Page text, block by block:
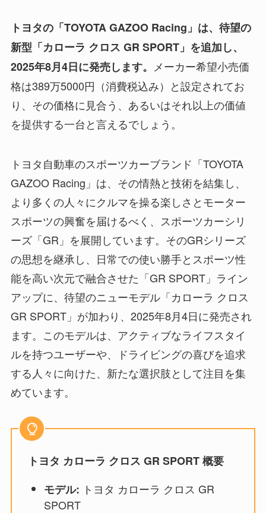
トヨタの「TOYOTA GAZOO Racing」は、待望の
新型「カローラ クロス GR SPORT」を追加し、
2025年8月4日に発売します。 メーカー希望小売価
格は389万5000円（消費税込み）と設定されてお
り、その価格に見合う、あるいはそれ以上の価値
を提供する一台と言えるでしょう。
トヨタ自動車のスポーツカーブランド「TOYOTA
GAZOO Racing」は、その情熱と技術を結集し、
より多くの人々にクルマを操る楽しさとモーター
スポーツの興奮を届けるべく、スポーツカーシリ
ーズ「GR」を展開しています。そのGRシリーズ
の思想を継承し、日常での使い勝手とスポーツ性
能を高い次元で融合させた「GR SPORT」ライン
アップに、待望のニューモデル「カローラ クロス
GR SPORT」が加わり、2025年8月4日に発売され
ます。このモデルは、アクティブなライフスタイ
ルを持つユーザーや、ドライビングの喜びを追求
する人々に向けた、新たな選択肢として注目を集
めています。
トヨタ カローラ クロス GR SPORT 概要
モデル: トヨタ カローラ クロス GR
SPORT